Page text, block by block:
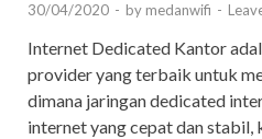
30/04/2020 - by medanwifi -
Internet Dedicated Kantor
provider yang terbaik untuk
dimana jaringan dedicated
internet yang cepat dan stabil,